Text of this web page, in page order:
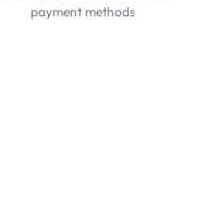
payment methods